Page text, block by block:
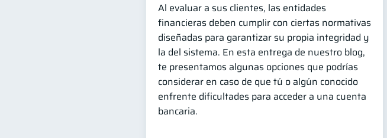
Al evaluar a sus clientes, las entidades
financieras deben cumplir con ciertas normativas
diseñadas para garantizar su propia integridad y
la del sistema. En esta entrega de nuestro blog,
te presentamos algunas opciones que podrías
considerar en caso de que tú o algún conocido
enfrente dificultades para acceder a una cuenta
bancaria.